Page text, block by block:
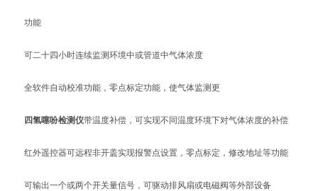
功能
可二十四小时连续监测环境中或管道中气体浓度
全软件自动校准功能，零点标定功能，使气体监测更
四氢噻吩检测仪带温度补偿，可实现不同温度环境下对气体浓度的补偿
红外遥控器可远程非开盖实现报警点设置，零点标定，修改地址等功能
可输出一个或两个开关量信号，可驱动排风扇或电磁阀等外部设备